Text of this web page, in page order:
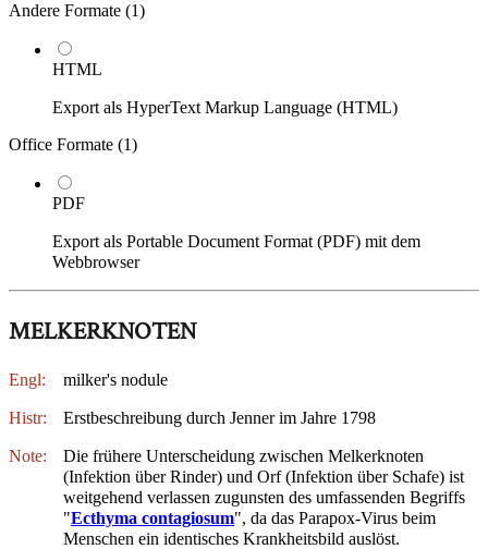
Andere Formate (1)
HTML
Export als HyperText Markup Language (HTML)
Office Formate (1)
PDF
Export als Portable Document Format (PDF) mit dem
Webbrowser
MELKERKNOTEN
Engl: milker's nodule
Histr: Erstbeschreibung durch Jenner im Jahre 1798
Note:
Die frühere Unterscheidung zwischen Melkerknoten
(Infektion über Rinder) und Orf (Infektion über Schafe) ist
weitgehend verlassen zugunsten des umfassenden Begriffs
"Ecthyma contagiosum", da das Parapox-Virus beim
Menschen ein identisches Krankheitsbild auslöst.